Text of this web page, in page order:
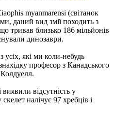
myanmarensi (світанок
даний вид змії походить з
тривав близько 186 мільйонів
динозаври.
усіх, які ми коли-небудь
професор з Канадського
відсутність у
налічує 97 хребців і